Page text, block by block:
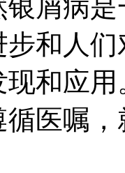
屑病
和人
和应
医嘱